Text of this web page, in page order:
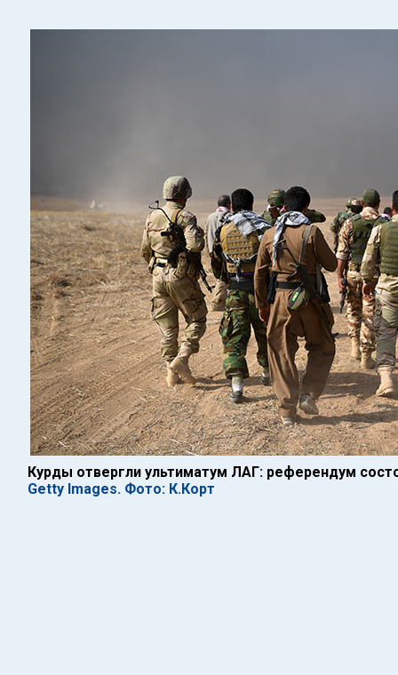
Курды отвергли ультиматум ЛАГ: референдум
Getty Images. Фото: К.Корт